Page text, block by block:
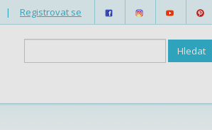
| Registrovat se